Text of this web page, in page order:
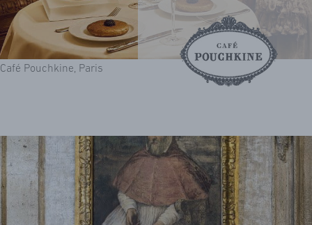
Café Pouchkine, Paris